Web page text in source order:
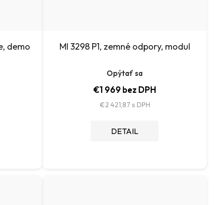
demo MI 3298 P1, zemné odpory, modul
Opýtať sa
€1 969 bez DPH
€2 421,87
DETAIL